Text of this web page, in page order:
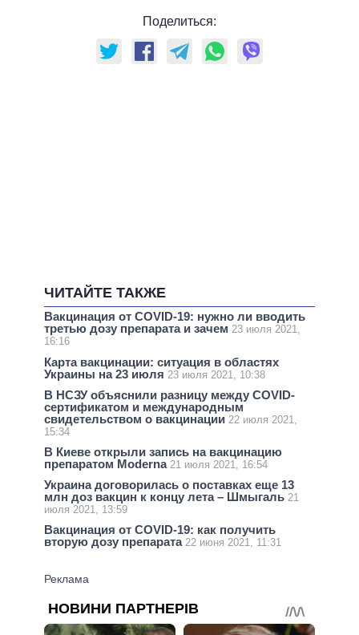
Поделиться:
ЧИТАЙТЕ ТАКЖЕ
Вакцинация от COVID-19: нужно ли вводить
третью дозу препарата и зачем 23 июля 2021,
16:16
Карта вакцинации: ситуация в областях
Украины на 23 июля 23 июля 2021, 10:38
В НСЗУ объяснили разницу между COVID-
сертификатом и международным
свидетельством о вакцинации 22 июля 2021,
15:34
В Киеве открыли запись на вакцинацию
препаратом Moderna 21 июля 2021, 16:54
Украина договорилась о поставках еще 13
млн доз вакцин к концу лета – Шмыгаль 21
июля 2021, 13:59
Вакцинация от COVID-19: как получить
вторую дозу препарата 22 июня 2021, 11:31